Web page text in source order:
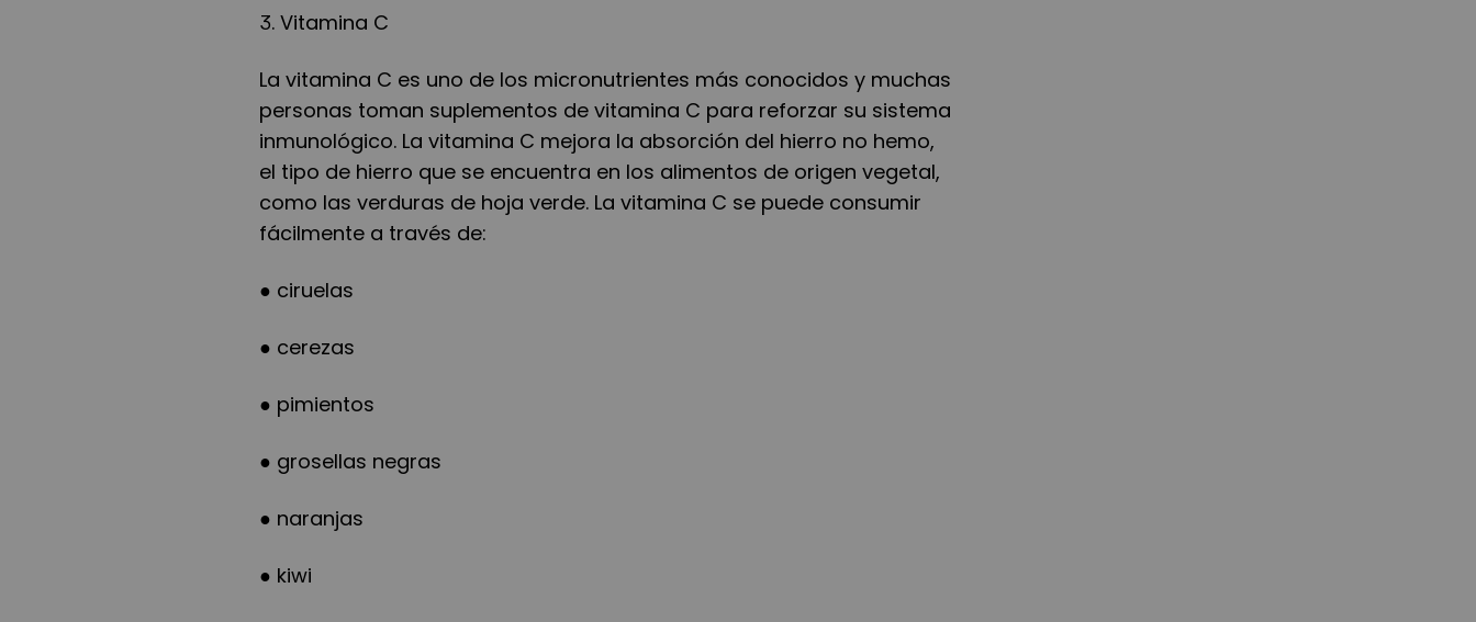
3. Vitamina C
La vitamina C es uno de los micronutrientes más conocidos y muchas
personas toman suplementos de vitamina C para reforzar su sistema
inmunológico. La vitamina C mejora la absorción del hierro no hemo,
el tipo de hierro que se encuentra en los alimentos de origen vegetal,
como las verduras de hoja verde. La vitamina C se puede consumir
fácilmente a través de:
● ciruelas
● cerezas
● pimientos
● grosellas negras
● naranjas
● kiwi